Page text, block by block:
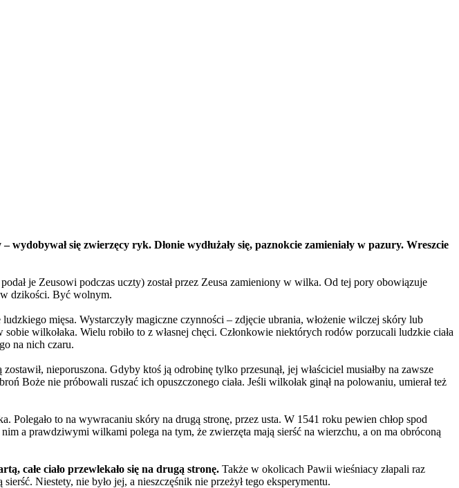
się zwierzęcy ryk. Dłonie wydłużały się, paznokcie zamieniały w pazury. Wreszcie
je Zeusowi podczas uczty) został przez Zeusa zamieniony w wilka. Od tej pory obowiązuje
w dzikości. Być wolnym.
mięsa. Wystarczyły magiczne czynności – zdjęcie ubrania, włożenie wilczej skóry lub
wilkołaka. Wielu robiło to z własnej chęci. Członkowie niektórych rodów porzucali ludzkie ciała
na nich czaru.
nieporuszona. Gdyby ktoś ją odrobinę tylko przesunął, jej właściciel musiałby na zawsze
Boże nie próbowali ruszać ich opuszczonego ciała. Jeśli wilkołak ginął na polowaniu, umierał też
Polegało to na wywracaniu skóry na drugą stronę, przez usta. W 1541 roku pewien chłop spod
a prawdziwymi wilkami polega na tym, że zwierzęta mają sierść na wierzchu, a on ma obróconą
całe ciało przewlekało się na drugą stronę. Także w okolicach Pawii wieśniacy złapali raz
Niestety, nie było jej, a nieszczęśnik nie przeżył tego eksperymentu.